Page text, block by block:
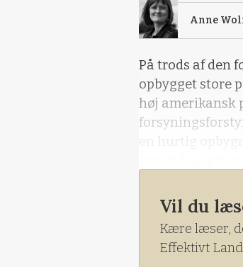
Anne
På trods af den
opbygget store
høj amerikansk
en hurtig
Vil du
Kære læser,
Effektivt